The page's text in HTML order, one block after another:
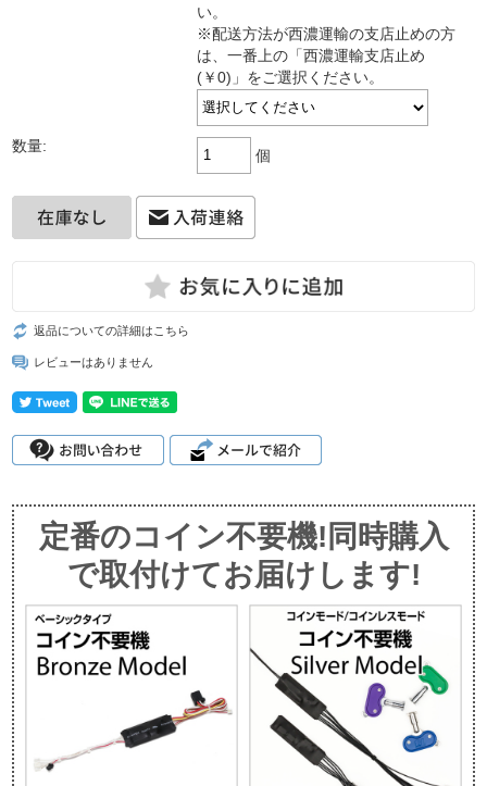
い。
※配送方法が西濃運輸の支店止めの方
は、一番上の「西濃運輸支店止め
(￥0)」をご選択ください。
数量:
個
返品についての詳細はこちら
レビューはありません
定番のコイン不要機!同時購入
で取付けてお届けします!